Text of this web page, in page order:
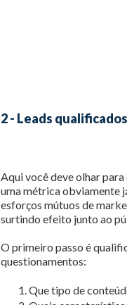
2 - Leads
Aqui você deve olhar
uma métrica obviamente
esforços mútuos de
surtindo efeito junto ao
O primeiro passo é
questionamentos:
Que tipo de